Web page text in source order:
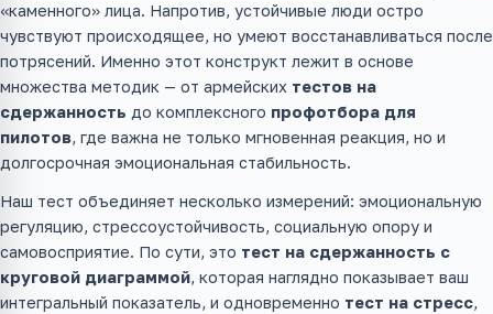
«каменного» лица. Напротив, устойчивые люди остро
чувствуют происходящее, но умеют восстанавливаться после
потрясений. Именно этот конструкт лежит в основе
множества методик — от армейских тестов на
сдержанность до комплексного профотбора для
пилотов, где важна не только мгновенная реакция, но и
долгосрочная эмоциональная стабильность.
Наш тест объединяет несколько измерений: эмоциональную
регуляцию, стрессоустойчивость, социальную опору и
самовосприятие. По сути, это тест на сдержанность с
круговой диаграммой, которая наглядно показывает ваш
интегральный показатель, и одновременно тест на стресс,